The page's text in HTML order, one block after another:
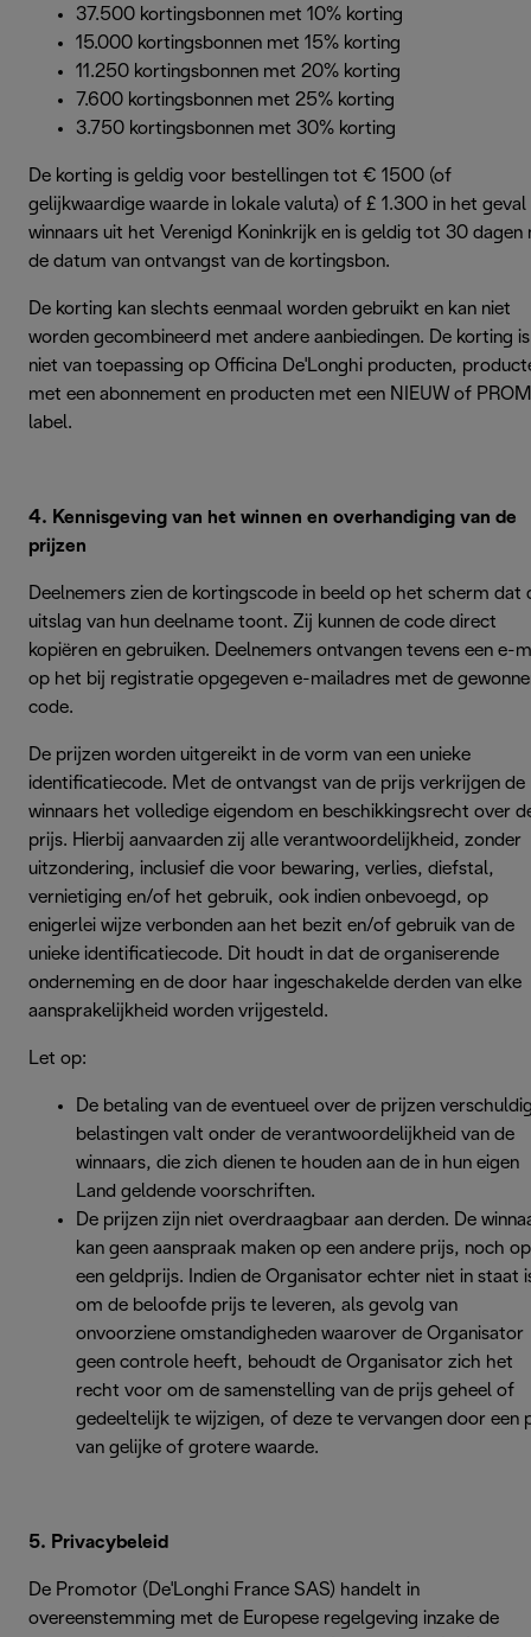
37.500 kortingsbonnen met 10% korting
15.000 kortingsbonnen met 15% korting
11.250 kortingsbonnen met 20% korting
7.600 kortingsbonnen met 25% korting
3.750 kortingsbonnen met 30% korting
De korting is geldig voor bestellingen tot € 1500 (of
gelijkwaardige waarde in lokale valuta) of £ 1.300 in het geval
winnaars uit het Verenigd Koninkrijk en is geldig tot 30 dagen
de datum van ontvangst van de kortingsbon.
De korting kan slechts eenmaal worden gebruikt en kan niet
worden gecombineerd met andere aanbiedingen. De korting is
niet van toepassing op Officina De'Longhi producten,
met een abonnement en producten met een NIEUW of
label.
4. Kennisgeving van het winnen en overhandiging van de
prijzen
Deelnemers zien de kortingscode in beeld op het scherm dat
uitslag van hun deelname toont. Zij kunnen de code direct
kopiëren en gebruiken. Deelnemers ontvangen tevens een e-
op het bij registratie opgegeven e-mailadres met de
code.
De prijzen worden uitgereikt in de vorm van een unieke
identificatiecode. Met de ontvangst van de prijs verkrijgen de
winnaars het volledige eigendom en beschikkingsrecht over
prijs. Hierbij aanvaarden zij alle verantwoordelijkheid, zonder
uitzondering, inclusief die voor bewaring, verlies, diefstal,
vernietiging en/of het gebruik, ook indien onbevoegd, op
enigerlei wijze verbonden aan het bezit en/of gebruik van de
unieke identificatiecode. Dit houdt in dat de organiserende
onderneming en de door haar ingeschakelde derden van elke
aansprakelijkheid worden vrijgesteld.
Let op:
De betaling van de eventueel over de prijzen
belastingen valt onder de verantwoordelijkheid van de
winnaars, die zich dienen te houden aan de in hun eigen
Land geldende voorschriften.
De prijzen zijn niet overdraagbaar aan derden. De
kan geen aanspraak maken op een andere prijs, noch op
een geldprijs. Indien de Organisator echter niet in staat
om de beloofde prijs te leveren, als gevolg van
onvoorziene omstandigheden waarover de Organisator
geen controle heeft, behoudt de Organisator zich het
recht voor om de samenstelling van de prijs geheel of
gedeeltelijk te wijzigen, of deze te vervangen door een
van gelijke of grotere waarde.
5. Privacybeleid
De Promotor (De'Longhi France SAS) handelt in
overeenstemming met de Europese regelgeving inzake de